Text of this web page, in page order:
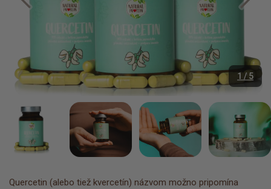
1 / 5
Quercetin (alebo tiež kvercetín) názvom možno pripomína